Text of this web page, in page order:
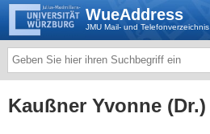
WueAddress
JMU Mail- und Telefonverzeichnis
Kaußner Yvonne (Dr.)